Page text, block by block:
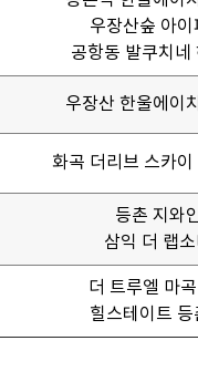
우장산숲 아이
공항동 발쿠치네
우장산 한울에이
화곡 더리브 스카
등촌 지와
삼익 더 랩
더 트루엘 마
힐스테이트 등